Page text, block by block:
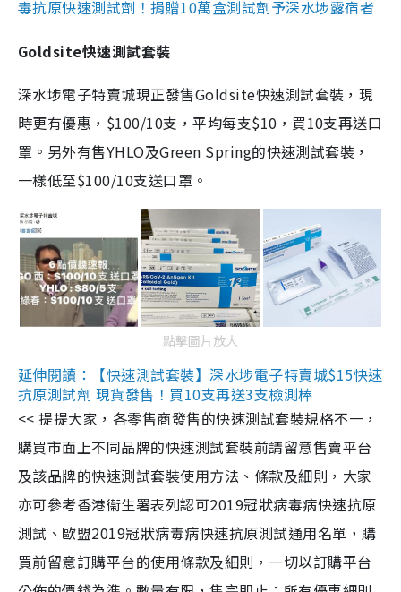
毒抗原快速測試劑！捐贈10萬盒測試劑予深水埗露宿者
Goldsite快速測試套裝
深水埗電子特賣城現正發售Goldsite快速測試套裝，現
時更有優惠，$100/10支，平均每支$10，買10支再送口
罩。另外有售YHLO及Green Spring的快速測試套裝，
一樣低至$100/10支送口罩。
點擊圖片放大
延伸閱讀：【快速測試套裝】深水埗電子特賣城$15快速
抗原測試劑 現貨發售！買10支再送3支檢測棒
<< 提提大家，各零售商發售的快速測試套裝規格不一，
購買市面上不同品牌的快速測試套裝前請留意售賣平台
及該品牌的快速測試套裝使用方法、條款及細則，大家
亦可參考香港衞生署表列認可2019冠狀病毒病快速抗原
測試、歐盟2019冠狀病毒病快速抗原測試通用名單，購
買前留意訂購平台的使用條款及細則，一切以訂購平台